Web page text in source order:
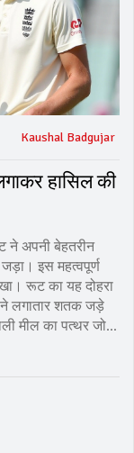
Kaushal Badgujar
हासिल की
अपनी बेहतरीन
इस महत्वपूर्ण
रूट का यह दोहरा
लगातार शतक जड़े
मील का पत्थर जोड़ा